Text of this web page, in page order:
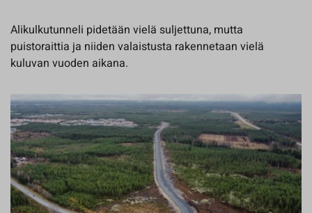
Alikulkutunneli pidetään vielä suljettuna, mutta
puistoraittia ja niiden valaistusta rakennetaan vielä
kuluvan vuoden aikana.